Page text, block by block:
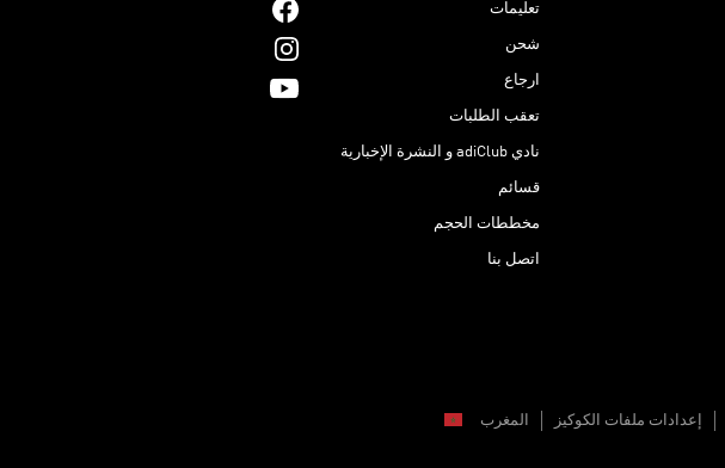
تعليمات
شحن
ارجاع
تعقب الطلبات
نادي adiClub و النشرة الإخبارية
قسائم
مخططات الحجم
اتصل بنا
المغرب إعدادات ملفات الكوكيز